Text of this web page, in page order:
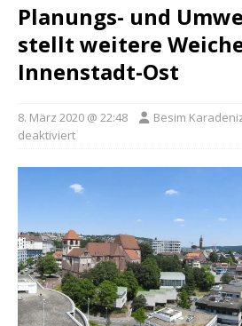
Planungs- und
stellt weitere
Innenstadt-Ost
8. März 2020 @ 22:48 Besim
deaktiviert